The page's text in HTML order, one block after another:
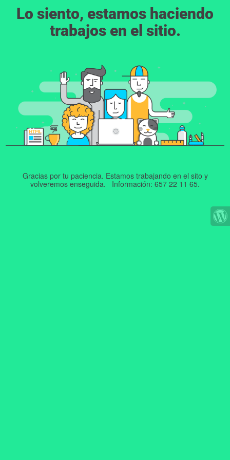
Lo siento, estamos haciendo
trabajos en el sitio.
Gracias por tu paciencia. Estamos trabajando en el sito y
volveremos enseguida. Información: 657 22 11 65.